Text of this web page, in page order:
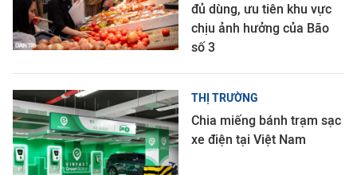
đủ dùng, ưu tiên khu vực
chịu ảnh hưởng của Bão
số 3
THỊ TRƯỜNG
Chia miếng bánh trạm sạc
xe điện tại Việt Nam